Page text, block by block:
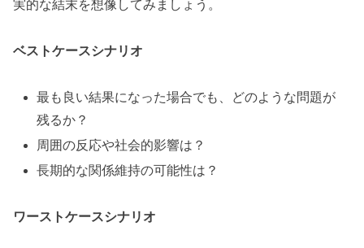
実的な結末を想像してみましょう。
ベストケースシナリオ
最も良い結果になった場合でも、どのような問題が
残るか？
周囲の反応や社会的影響は？
長期的な関係維持の可能性は？
ワーストケースシナリオ